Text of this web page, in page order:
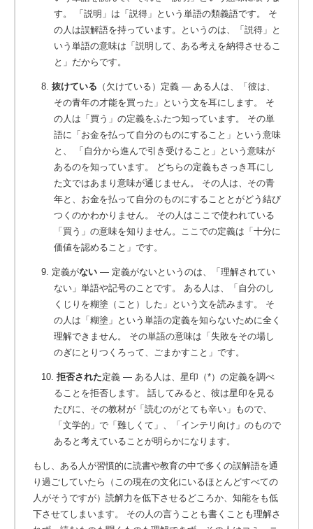
す。
「説明」は「説得」という単語の類義語です。 そ
の人は誤解語を持っています。というのは、「説得」と
いう単語の意味は「説明して、ある考えを納得させるこ
と」だからです。
8. 抜けている （欠けている）定義 ― ある人は、「彼は、
その青年の才能を買った」という文を耳にします。
そ
の人は「買う」の定義をふたつ知っています。 その単
語に「お金を払って自分のものにすること」という意味
と、 「自分から進んで引き受けること」という意味が
あるのを知っています。 どちらの定義もさっき耳にし
た文ではあまり意味が通じません。 その人は、その青
年と、お金を払って自分のものにすることとがどう結び
つくのかわかりません。 その人はここで使われている
「買う」の意味を知りません。ここでの定義は「十分に
価値を認めること」です。
9. 定義がない ― 定義がないというのは、「理解されてい
ない」単語や記号のことです。
ある人は、「自分のし
くじりを糊塗（こと）した」という文を読みます。 そ
の人は「糊塗」という単語の定義を知らないために全く
理解できません。 その単語の意味は「失敗をその場し
のぎにとりつくろって、ごまかすこと」です。
10. 拒否された定義 ― ある人は、星印（*）の定義を調べ
ることを拒否します。
話してみると、彼は星印を見る
たびに、その教材が「読むのがとても辛い」もので、
「文学的」で「難しくて」、「インテリ向け」のもので
あると考えていることが明らかになります。
もし、ある人が習慣的に読書や教育の中で多くの誤解語を通
り過ごしていたら（この現在の文化にいるほとんどすべての
人がそうですが）読解力を低下させるどころか、知能をも低
下させてしまいます。 その人の言うことも書くことも理解さ